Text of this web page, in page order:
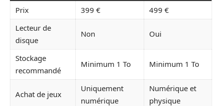
Prix 399 €
499 €
Lecteur de
disque
Non Oui
Stockage
recommandé
Minimum 1 To Minimum 1 To
Achat de jeux
Uniquement
numérique
Numérique et
physique